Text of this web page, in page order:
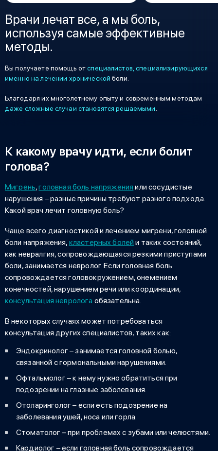
Врачи лечат все, а мы боль,
используя самые эффективные
методы.
Вы получаете помощь отспециалистов, специализирующихся
именно на лечении хронической боли.
Благодаря их многолетнему опыту и современным методам
даже сложные случаи становятся решаемыми.
К какому врачу идти, если болит
голова?
Мигрень,головная боль напряжения или сосудистые
нарушения – разные причины требуют разного подхода.
Какой врач лечит головную боль?
Чаще всего диагностикой и лечением мигрени, головной
боли напряжения, кластерных болей и таких состояний,
как невралгия, сопровождающаяся резкими приступами
боли, занимается невролог. Если головная боль
сопровождается головокружением, онемением
конечностей, нарушением речи или координации,
консультация невролога обязательна.
В некоторых случаях может потребоваться
консультация других специалистов, таких как:​
Эндокринолог – занимается головной болью,
связанной с гормональными нарушениями.
Офтальмолог – к нему нужно обратиться при
подозрении на глазные заболевания.​
Отоларинголог – если есть подозрение на
заболевания ушей, носа или горла.​
Стоматолог – при проблемах с зубами или челюстями.
Кардиолог – если головная боль сопровождается